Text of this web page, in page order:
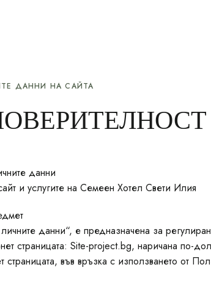
ДАННИ НА САЙТА
данни
и услугите на Семеен Хотел Свети Илия
данни“, е предназначена за
страницата: Site-project.bg, наричана по-
във връзка с използването от